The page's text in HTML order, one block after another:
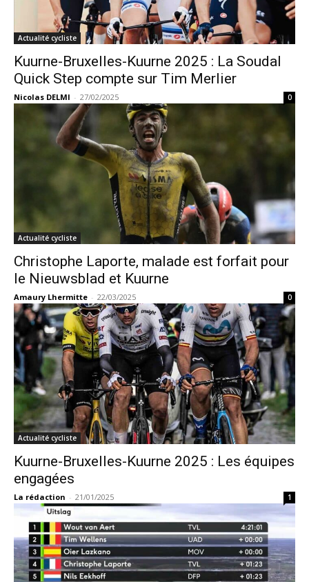
Actualité cycliste
Kuurne-Bruxelles-Kuurne 2025 : La Soudal
Quick Step compte sur Tim Merlier
Nicolas DELMI - 27/02/2025 0
Actualité cycliste
Christophe Laporte, malade est forfait pour
le Nieuwsblad et Kuurne
Amaury Lhermitte - 22/03/2025 0
Actualité cycliste
Kuurne-Bruxelles-Kuurne 2025 : Les équipes
engagées
La rédaction - 21/01/2025 1